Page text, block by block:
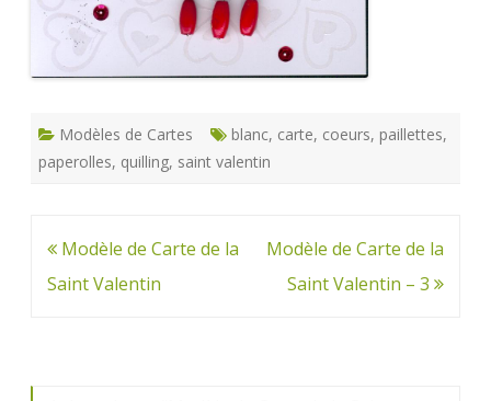
Modèles de Cartes blanc, carte, coeurs, paillettes,
paperolles, quilling, saint valentin
Navigation
de
Modèle de Carte de la
Saint Valentin
Modèle de Carte de la
Saint Valentin – 3